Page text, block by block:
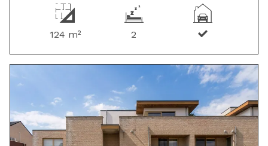
124 m² 2